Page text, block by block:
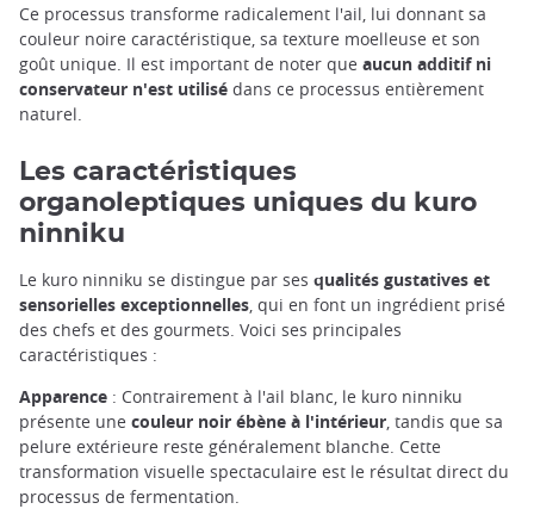
Ce processus transforme radicalement l'ail, lui donnant sa
couleur noire caractéristique, sa texture moelleuse et son
goût unique. Il est important de noter que aucun additif ni
conservateur n'est utilisé dans ce processus entièrement
naturel.
Les caractéristiques
organoleptiques uniques du kuro
ninniku
Le kuro ninniku se distingue par ses qualités gustatives et
sensorielles exceptionnelles , qui en font un ingrédient prisé
des chefs et des gourmets. Voici ses principales
caractéristiques :
Apparence : Contrairement à l'ail blanc, le kuro ninniku
présente une couleur noir ébène à l'intérieur , tandis que sa
pelure extérieure reste généralement blanche. Cette
transformation visuelle spectaculaire est le résultat direct du
processus de fermentation.